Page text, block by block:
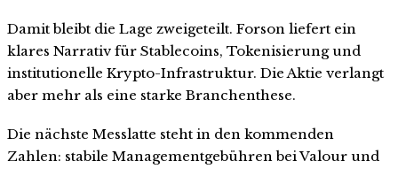
Damit bleibt die Lage zweigeteilt. Forson liefert ein
klares Narrativ für Stablecoins, Tokenisierung und
institutionelle Krypto-Infrastruktur. Die Aktie verlangt
aber mehr als eine starke Branchenthese.
Die nächste Messlatte steht in den kommenden
Zahlen: stabile Managementgebühren bei Valour und